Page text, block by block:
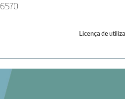
6570
Licença de